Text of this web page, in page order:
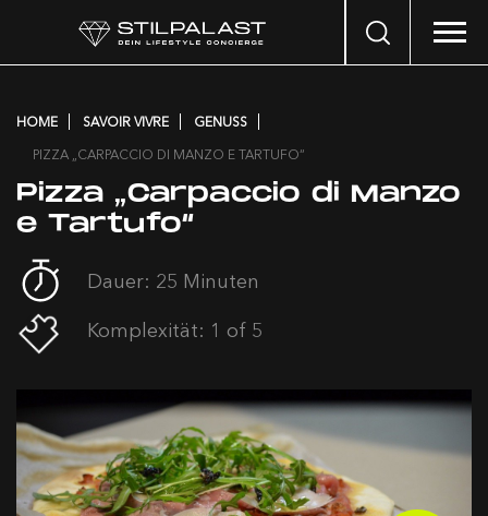
Search
HOME SAVOIR VIVRE
GENUSS
PIZZA „CARPACCIO DI MANZO E TARTUFO“
Pizza „Carpaccio di Manzo
e Tartufo“
Dauer: 25 Minuten
Komplexität: 1 of 5